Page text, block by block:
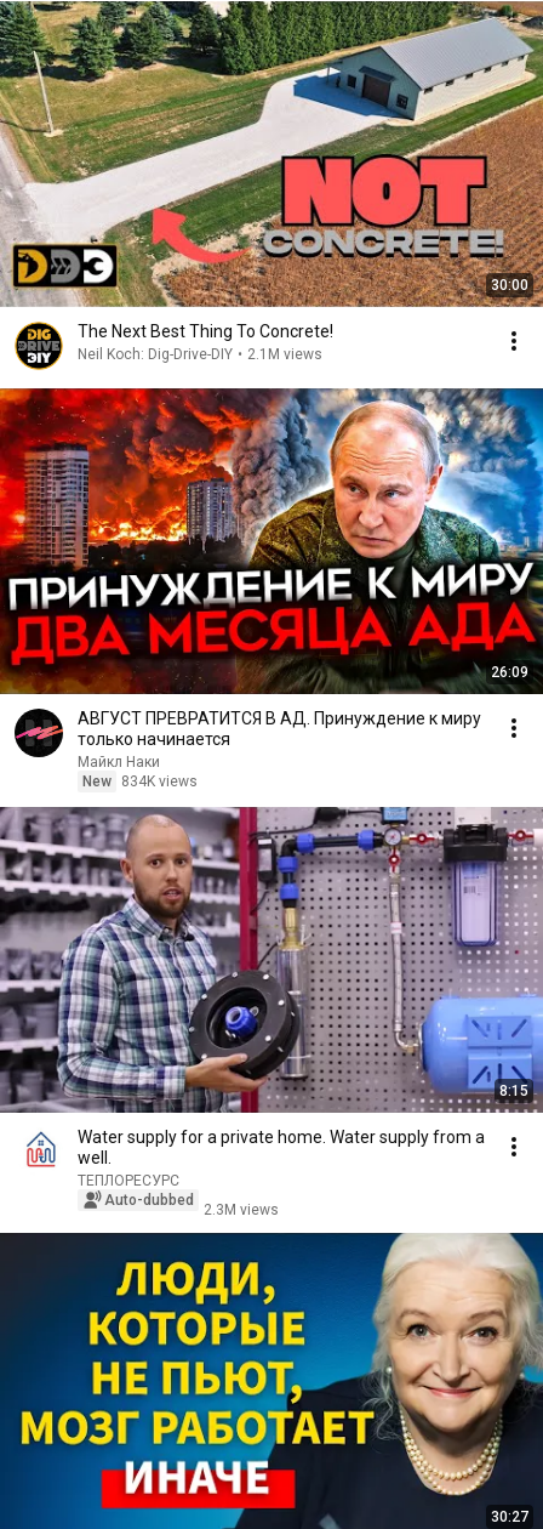
30:00
The Next Best Thing To Concrete!
Neil Koch: Dig-Drive-DIY • 2.1M views
26:09
АВГУСТ ПРЕВРАТИТСЯ В АД. Принуждение к миру
только начинается
Майкл Наки
New
834K views
8:15
Water supply for a private home. Water supply from a
well.
ТЕПЛОРЕСУРС
Auto-dubbed
2.3M views
30:27